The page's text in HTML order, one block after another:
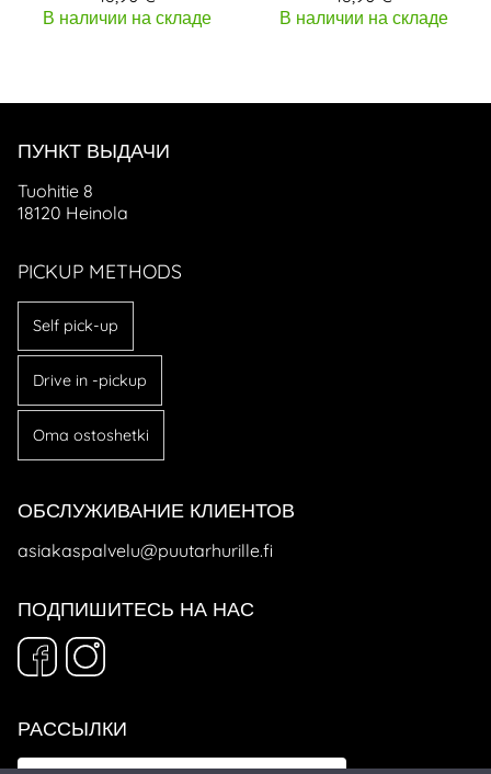
В наличии на складе
В наличии на складе
ПУНКТ ВЫДАЧИ
Tuohitie 8
18120 Heinola
PICKUP METHODS
Self pick-up
Drive in -pickup
Oma ostoshetki
ОБСЛУЖИВАНИЕ КЛИЕНТОВ
asiakaspalvelu@puutarhurille.fi
ПОДПИШИТЕСЬ НА НАС
РАССЫЛКИ